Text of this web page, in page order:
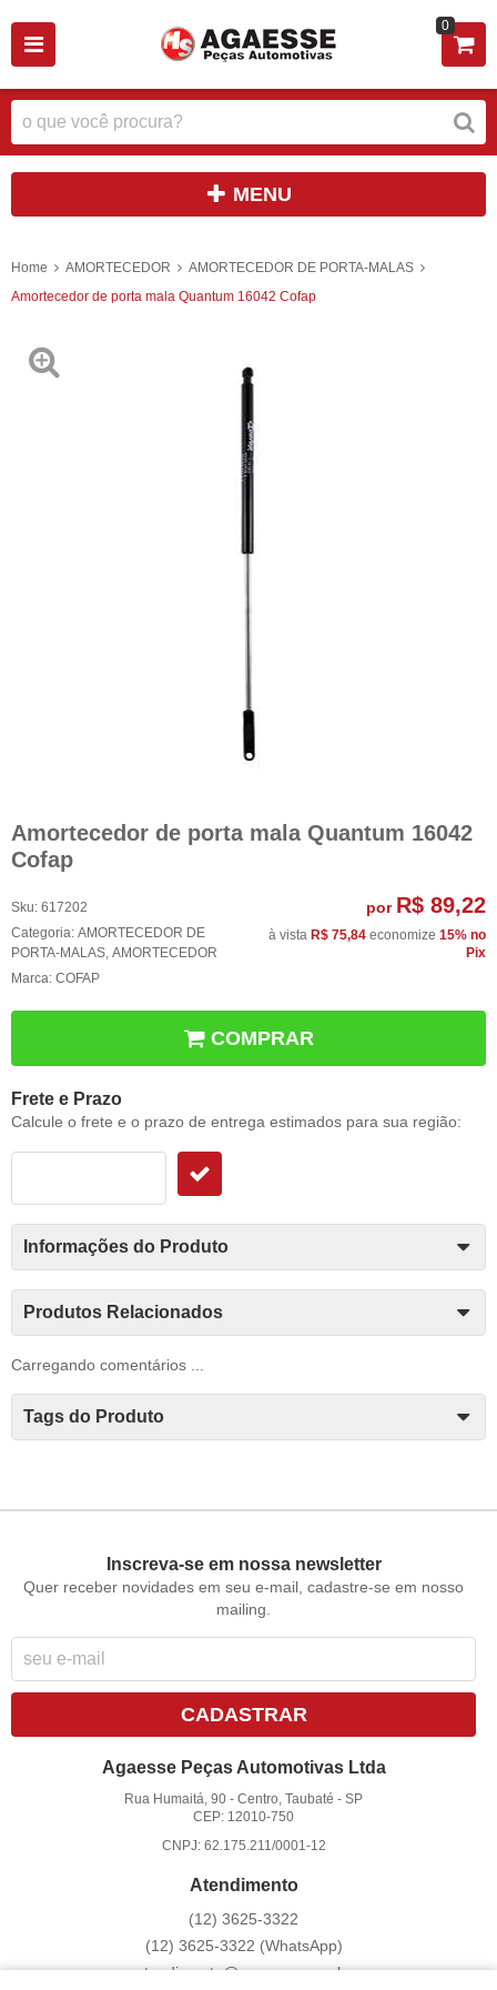
0
MENU
Home AMORTECEDOR
AMORTECEDOR DE PORTA-MALAS
Amortecedor de porta mala Quantum 16042 Cofap
Amortecedor de porta mala Quantum 16042
Cofap
Sku: 617202
Categoria: AMORTECEDOR DE
PORTA-MALAS, AMORTECEDOR
Marca: COFAP
por R$ 89,22
à vista R$ 75,84 economize 15% no
Pix
COMPRAR
Frete e Prazo
Calcule o frete e o prazo de entrega estimados para sua região:
Informações do Produto
Produtos Relacionados
Carregando comentários ...
Tags do Produto
Inscreva-se em nossa newsletter
Quer receber novidades em seu e-mail, cadastre-se em nosso
mailing.
CADASTRAR
Agaesse Peças Automotivas Ltda
Rua Humaitá, 90 -Centro, Taubaté -SP
CEP: 12010-750
CNPJ: 62.175.211/0001-12
Atendimento
(12) 3625-3322
(12) 3625-3322 (WhatsApp)
atendimento@agaesse.com.br